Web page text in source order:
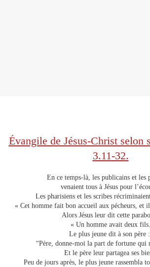
Évangile de Jésus-Christ selon
3.11-32.
En ce temps-là, les publicains et les
venaient tous à Jésus pour
Les pharisiens et les scribes
« Cet homme fait bon accueil aux pécheurs, et
Alors Jésus leur dit cette
« Un homme avait deux fils.
Le plus jeune dit à son père :
“Père, donne-moi la part de fortune qui
Et le père leur partagea ses
Peu de jours après, le plus jeune rassembla